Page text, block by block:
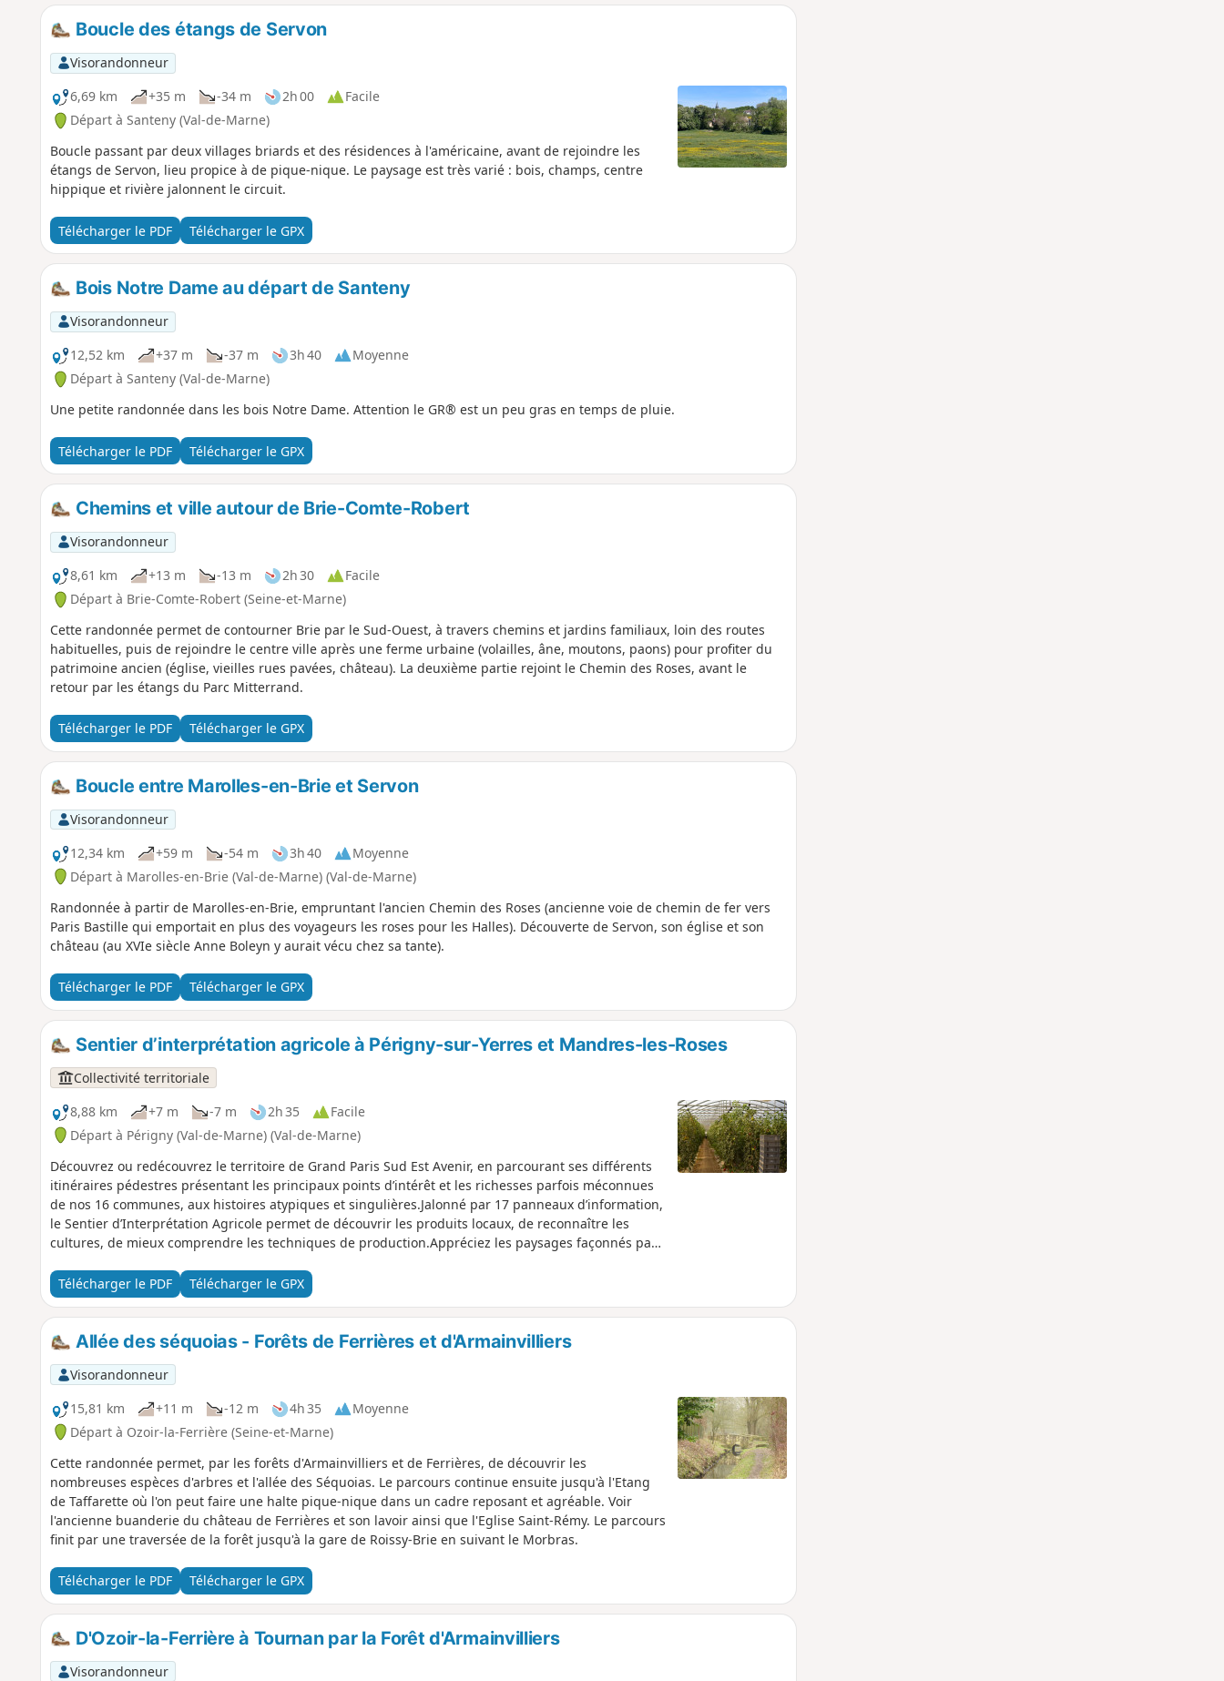
Boucle des étangs de Servon
Visorandonneur
6,69 km
+35 m -34 m 2h 00
Facile
Départ à Santeny (Val-de-Marne)
Boucle passant par deux villages briards et des résidences à l'américaine, avant de rejoindre les
étangs de Servon, lieu propice à de pique-nique. Le paysage est très varié : bois, champs, centre
hippique et rivière jalonnent le circuit.
Télécharger le PDF Télécharger le GPX
Bois Notre Dame au départ de Santeny
Visorandonneur
12,52 km
+37 m -37 m 3h 40
Moyenne
Départ à Santeny (Val-de-Marne)
Une petite randonnée dans les bois Notre Dame. Attention le GR® est un peu gras en temps de pluie.
Télécharger le PDF Télécharger le GPX
Chemins et ville autour de Brie-Comte-Robert
Visorandonneur
8,61 km
+13 m -13 m 2h 30
Facile
Départ à Brie-Comte-Robert (Seine-et-Marne)
Cette randonnée permet de contourner Brie par le Sud-Ouest, à travers chemins et jardins familiaux, loin des routes
habituelles, puis de rejoindre le centre ville après une ferme urbaine (volailles, âne, moutons, paons) pour profiter du
patrimoine ancien (église, vieilles rues pavées, château). La deuxième partie rejoint le Chemin des Roses, avant le
retour par les étangs du Parc Mitterrand.
Télécharger le PDF Télécharger le GPX
Boucle entre Marolles-en-Brie et Servon
Visorandonneur
12,34 km
+59 m -54 m 3h 40
Moyenne
Départ à Marolles-en-Brie (Val-de-Marne) (Val-de-Marne)
Randonnée à partir de Marolles-en-Brie, empruntant l'ancien Chemin des Roses (ancienne voie de chemin de fer vers
Paris Bastille qui emportait en plus des voyageurs les roses pour les Halles). Découverte de Servon, son église et son
château (au XVIe siècle Anne Boleyn y aurait vécu chez sa tante).
Télécharger le PDF Télécharger le GPX
Sentier d’interprétation agricole à Périgny-sur-Yerres et Mandres-les-Roses
Collectivité territoriale
8,88 km
+7 m -7 m 2h 35
Facile
Départ à Périgny (Val-de-Marne) (Val-de-Marne)
Découvrez ou redécouvrez le territoire de Grand Paris Sud Est Avenir, en parcourant ses différents
itinéraires pédestres présentant les principaux points d’intérêt et les richesses parfois méconnues
de nos 16 communes, aux histoires atypiques et singulières.Jalonné par 17 panneaux d’information,
le Sentier d’Interprétation Agricole permet de découvrir les produits locaux, de reconnaître les
cultures, de mieux comprendre les techniques de production.Appréciez les paysages façonnés par
l’agriculture contribue encore aujourd’hui à l’identité de ce territoire. Oscar, le renard, vous
accompagnera tout au long de ce parcours !Orientez-vous grâce aux panneaux de signalisation «
Grande Boucle », disposés aux intersections les plus importantes, et aidez-vous également de la
carte pour bien suivre votre cheminement.
Télécharger le PDF Télécharger le GPX
Allée des séquoias - Forêts de Ferrières et d'Armainvilliers
Visorandonneur
15,81 km
+11 m -12 m 4h 35
Moyenne
Départ à Ozoir-la-Ferrière (Seine-et-Marne)
Cette randonnée permet, par les forêts d'Armainvilliers et de Ferrières, de découvrir les
nombreuses espèces d'arbres et l'allée des Séquoias. Le parcours continue ensuite jusqu'à l'Etang
de Taffarette où l'on peut faire une halte pique-nique dans un cadre reposant et agréable. Voir
l'ancienne buanderie du château de Ferrières et son lavoir ainsi que l'Eglise Saint-Rémy. Le parcours
finit par une traversée de la forêt jusqu'à la gare de Roissy-Brie en suivant le Morbras.
Télécharger le PDF Télécharger le GPX
D'Ozoir-la-Ferrière à Tournan par la Forêt d'Armainvilliers
Visorandonneur